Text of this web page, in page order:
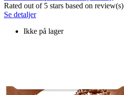
Rated out of 5 stars based on review(s)
Se detaljer
Ikke på lager